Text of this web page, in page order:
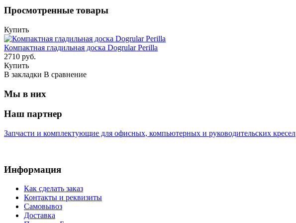
Просмотренные товары
Купить
Компактная гладильная доска Dogrular Perilla
2710 руб.
Купить
В закладки В сравнение
Мы в них
Наш партнер
Запчасти и комплектующие для офисных, компьютерных и руководительских кресел
Информация
Как сделать заказ
Контакты и реквизиты
Самовывоз
Доставка